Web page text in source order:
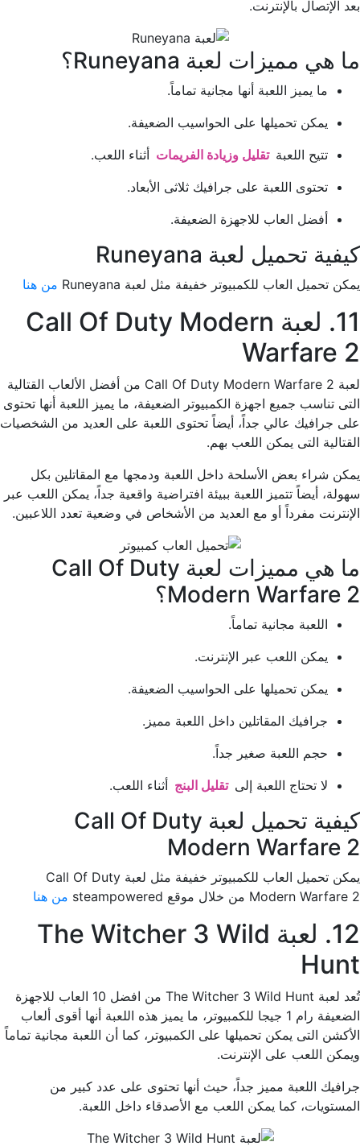
بعد الإتصال بالإنترنت.
ما هي مميزات لعبة Runeyana؟
ما يميز اللعبة أنها مجانية تماماً.
يمكن تحميلها على الحواسيب الضعيفة.
تتيح اللعبة تقليل وزيادة الفريمات أثناء اللعب.
تحتوى اللعبة على جرافيك ثلاثى الأبعاد.
أفضل العاب للاجهزة الضعيفة.
كيفية تحميل لعبة Runeyana
يمكن تحميل العاب للكمبيوتر خفيفة مثل لعبة Runeyana من هنا
11. لعبة Call Of Duty Modern
Warfare 2
لعبة Call Of Duty Modern Warfare 2 من أفضل الألعاب القتالية
التى تناسب جميع اجهزة الكمبيوتر الضعيفة، ما يميز اللعبة أنها تحتوى
على جرافيك عالي جداً، أيضاً تحتوى اللعبة على العديد من الشخصيات
القتالية التى يمكن اللعب بهم.
يمكن شراء بعض الأسلحة داخل اللعبة ودمجها مع المقاتلين بكل
سهولة، أيضاً تتميز اللعبة ببيئة افتراضية واقعية جداً، يمكن اللعب عبر
الإنترنت مفرداً أو مع العديد من الأشخاص في وضعية تعدد اللاعبين.
ما هي مميزات لعبة Call Of Duty
Modern Warfare 2؟
اللعبة مجانية تماماً.
يمكن اللعب عبر الإنترنت.
يمكن تحميلها على الحواسيب الضعيفة.
جرافيك المقاتلين داخل اللعبة مميز.
حجم اللعبة صغير جداً.
لا تحتاج اللعبة إلى تقليل البنج أثناء اللعب.
كيفية تحميل لعبة Call Of Duty
Modern Warfare 2
يمكن تحميل العاب للكمبيوتر خفيفة مثل لعبة Call Of Duty
Modern Warfare 2 من خلال موقع steampowered
من هنا
12. لعبة The Witcher 3 Wild
Hunt
تُعد لعبة The Witcher 3 Wild Hunt من افضل 10 العاب للاجهزة
الضعيفة رام 1 جيجا للكمبيوتر، ما يميز هذه اللعبة أنها أقوى ألعاب
الأكشن التى يمكن تحميلها على الكمبيوتر، كما أن اللعبة مجانية تماماً
ويمكن اللعب على الإنترنت.
جرافيك اللعبة مميز جداً، حيث أنها تحتوى على عدد كبير من
المستويات، كما يمكن اللعب مع الأصدقاء داخل اللعبة.